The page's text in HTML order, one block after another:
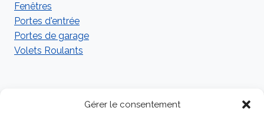
Gérer le consentement
Fenêtres
Portes d'entrée
Portes de garage
Volets Roulants